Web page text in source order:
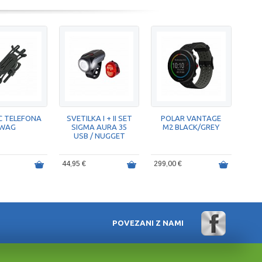
TELEFONA
SVETILKA I + II SET
SIGMA AURA 35
USB / NUGGET
44,95 €
POLAR VANTAGE
M2 BLACK/GREY
299,00 €
POVEZANI Z NAMI